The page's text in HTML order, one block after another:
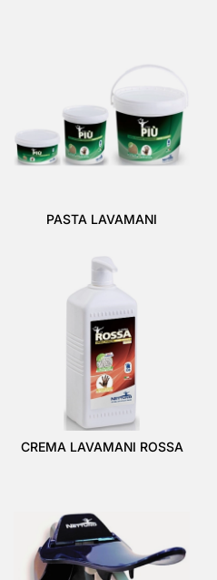
PASTA LAVAMANI
CREMA LAVAMANI ROSSA